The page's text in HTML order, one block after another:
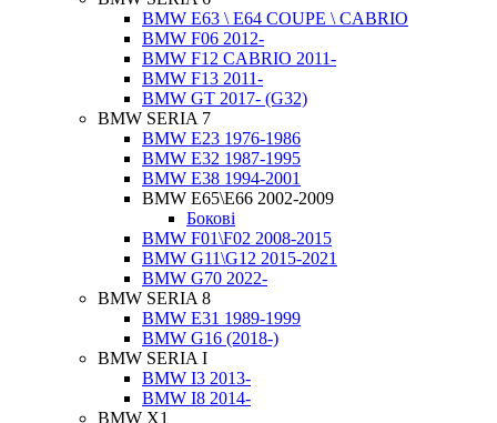
BMW E63 \ E64 COUPE \ CABRIO
BMW F06 2012-
BMW F12 CABRIO 2011-
BMW F13 2011-
BMW GT 2017- (G32)
BMW SERIA 7
BMW E23 1976-1986
BMW E32 1987-1995
BMW E38 1994-2001
BMW E65\E66 2002-2009
Бокові
BMW F01\F02 2008-2015
BMW G11\G12 2015-2021
BMW G70 2022-
BMW SERIA 8
BMW E31 1989-1999
BMW G16 (2018-)
BMW SERIA I
BMW I3 2013-
BMW I8 2014-
BMW X1